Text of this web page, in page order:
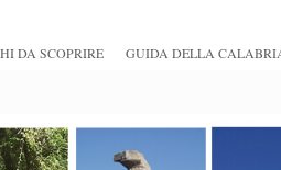
DA SCOPRIRE GUIDA DELLA